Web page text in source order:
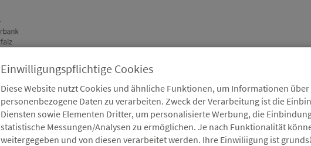
Kommunal Die ISB Karriere Service Aktuelles
Einwilligungspflichtige Cookies
Diese Website nutzt Cookies und ähnliche Funktionen, um Informationen
personenbezogene Daten zu verarbeiten. Zweck der Verarbeitung ist die
Diensten sowie Elementen Dritter, um personalisierte Werbung, die
statistische Messungen/Analysen zu ermöglichen. Je nach Funktionalität
weitergegeben und von diesen verarbeitet werden. Ihre Einwiliigung ist